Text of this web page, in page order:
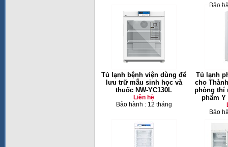
Bảo
Tủ lạnh bệnh viện dùng để
lưu trữ mẫu sinh học và
thuốc NW-YC130L
Liên hệ
Bảo hành : 12 tháng
Tủ lạnh
cho
phòng thí
phẩm Y
Bảo